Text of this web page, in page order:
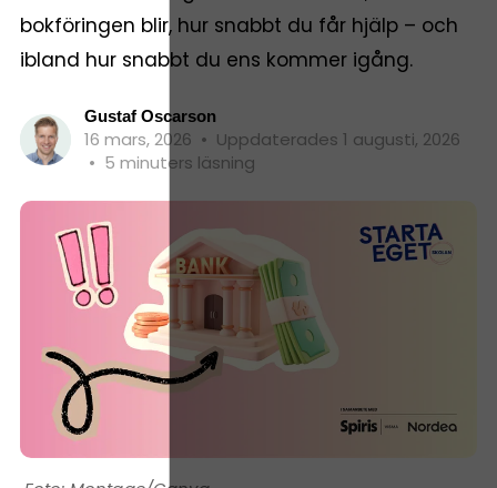
bokföringen blir, hur snabbt du får hjälp – och
ibland hur snabbt du ens kommer igång.
Gustaf Oscarson
16 mars, 2026 • Uppdaterades 1 augusti, 2026
• 5 minuters läsning